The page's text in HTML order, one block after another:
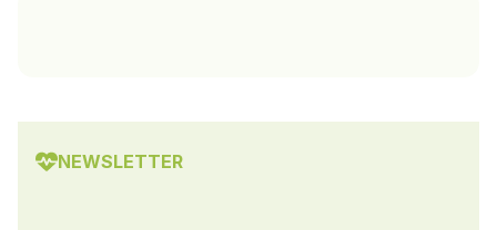
NEWSLETTER